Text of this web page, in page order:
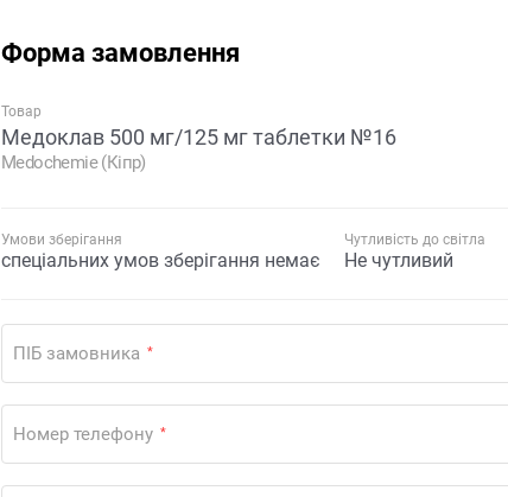
Форма замовлення
Товар
Медоклав 500 мг/125 мг таблетки №16
Medochemie (Кіпр)
Умови зберігання
спеціальних умов зберігання немає
Чутливість до світла
Не чутливий
ПІБ замовника *
Номер телефону *